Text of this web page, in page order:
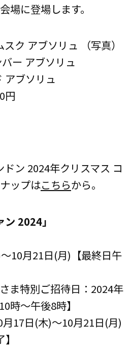
場に登場します。
ク アブソリュ （写真）
ー アブソリュ
アブソリュ
円
ン 2024年クリスマス コ
ップはこちらから。
ン 2024」
10月21日(月)【最終日午
ま特別ご招待日：2024年
時～午後8時】
17日(木)～10月21日(月)